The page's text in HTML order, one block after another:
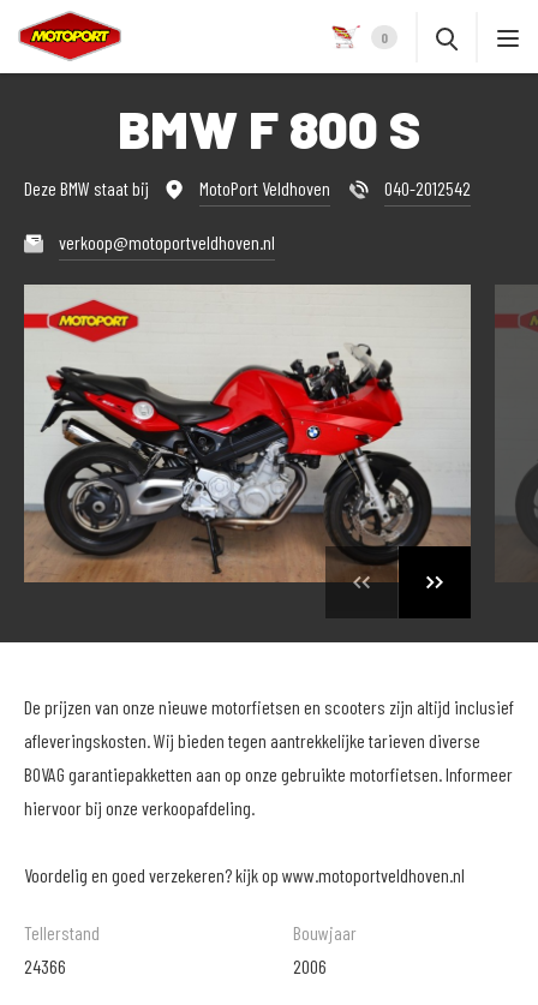
0
BMW F 800 S
Deze BMW staat bij MotoPort Veldhoven 040-2012542
verkoop@motoportveldhoven.nl
De prijzen van onze nieuwe motorfietsen en scooters zijn altijd inclusief
afleveringskosten. Wij bieden tegen aantrekkelijke tarieven diverse
BOVAG garantiepakketten aan op onze gebruikte motorfietsen. Informeer
hiervoor bij onze verkoopafdeling.
Voordelig en goed verzekeren? kijk op www.motoportveldhoven.nl
Tellerstand
24366
Bouwjaar
2006